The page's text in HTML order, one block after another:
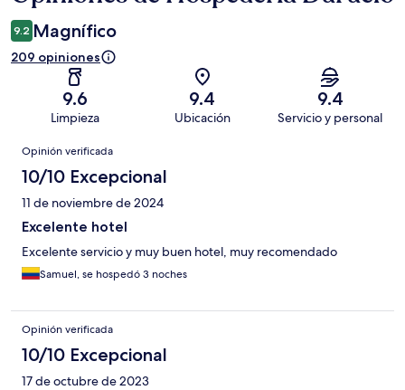
9.2 Magnífico
209 opiniones
9.6
Limpieza
9.4
Ubicación
9.4
Servicio y personal
Opiniones
Opinión verificada
10/10 Excepcional
11 de noviembre de 2024
Excelente hotel
Excelente servicio y muy buen hotel, muy recomendado
Samuel, se hospedó 3 noches
Opinión verificada
10/10 Excepcional
17 de octubre de 2023